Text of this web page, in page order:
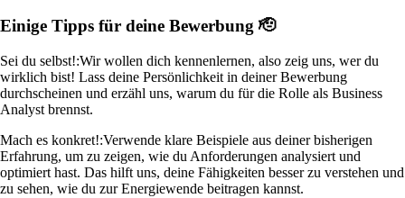
Einige Tipps für deine Bewerbung 🫡
Sei du selbst!:Wir wollen dich kennenlernen, also zeig uns, wer du
wirklich bist! Lass deine Persönlichkeit in deiner Bewerbung
durchscheinen und erzähl uns, warum du für die Rolle als Business
Analyst brennst.
Mach es konkret!:Verwende klare Beispiele aus deiner bisherigen
Erfahrung, um zu zeigen, wie du Anforderungen analysiert und
optimiert hast. Das hilft uns, deine Fähigkeiten besser zu verstehen und
zu sehen, wie du zur Energiewende beitragen kannst.